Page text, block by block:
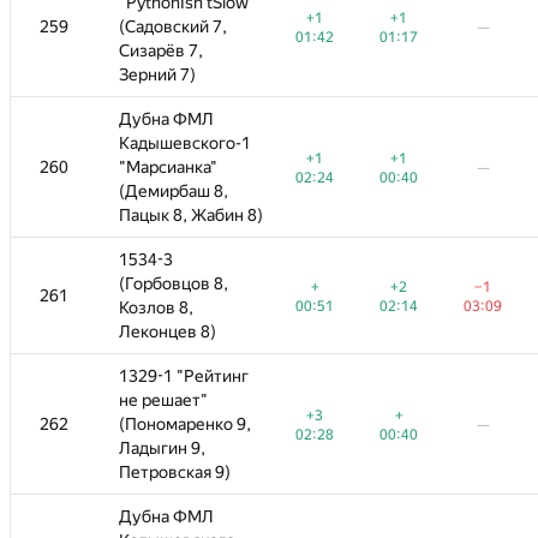
259
(Садовский 7,
Сизарёв 7,
Зерний 7)
+1
01:42
+1
01:17
—
260
Дубна ФМЛ
Кадышевского-1
"Марсианка"
(Демирбаш 8,
Пацык 8, Жабин 8)
+1
02:24
+1
00:40
—
261
1534-3
(Горбовцов 8,
Козлов 8,
Леконцев 8)
+
00:51
+2
02:14
−1
03:09
262
1329-1 "Рейтинг
не решает"
(Пономаренко 9,
Ладыгин 9,
Петровская 9)
+3
02:28
+
00:40
—
Дубна ФМЛ
+1
01:42
01:17
— — —
+1
02:24
+1
00:40
— — —
+
00:51
+2
02:14
−1
−8
03:48
— —
+3
02:28
00:40
— — — —
259
(Садовский 7,
Сизарёв 7,
Зерний 7)
+1
01:42
+1
01:17
—
260
Дубна ФМЛ
Кадышевского-1
"Марсианка"
(Демирбаш 8,
Пацык 8, Жабин 8)
+1
02:24
+1
00:40
—
261
1534-3
(Горбовцов 8,
Козлов 8,
Леконцев 8)
+
00:51
+2
02:14
−1
03:09
262
1329-1 "Рейтинг
не решает"
(Пономаренко 9,
Ладыгин 9,
Петровская 9)
+3
02:28
+
00:40
—
Дубна ФМЛ